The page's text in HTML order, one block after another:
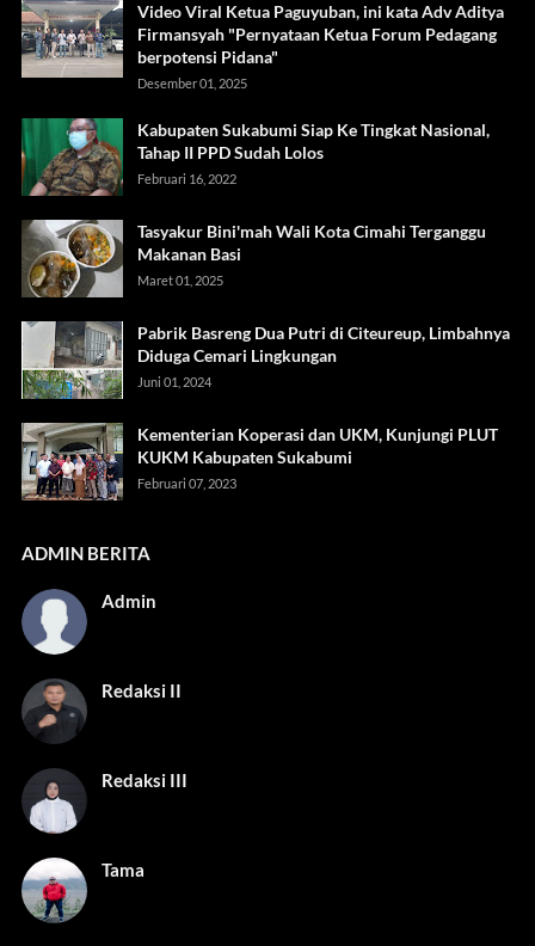
Video Viral Ketua Paguyuban, ini kata Adv Aditya
Firmansyah "Pernyataan Ketua Forum Pedagang
berpotensi Pidana"
Desember 01, 2025
Kabupaten Sukabumi Siap Ke Tingkat Nasional,
Tahap II PPD Sudah Lolos
Februari 16, 2022
Tasyakur Bini'mah Wali Kota Cimahi Terganggu
Makanan Basi
Maret 01, 2025
Pabrik Basreng Dua Putri di Citeureup, Limbahnya
Diduga Cemari Lingkungan
Juni 01, 2024
Kementerian Koperasi dan UKM, Kunjungi PLUT
KUKM Kabupaten Sukabumi
Februari 07, 2023
ADMIN BERITA
Admin
Redaksi II
Redaksi III
Tama